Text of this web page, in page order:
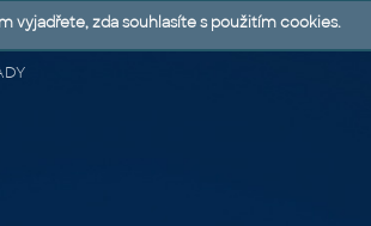
vyjadřete, zda souhlasíte s použitím cookies.